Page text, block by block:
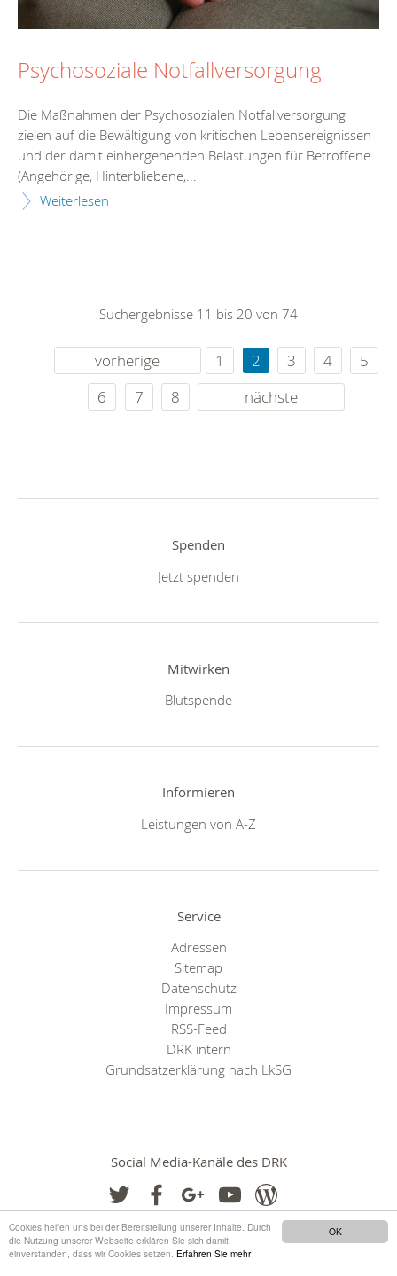
OK
Cookies helfen uns bei der Bereitstellung unserer Inhalte. Durch
die Nutzung unserer Webseite erklären Sie sich damit
einverstanden, dass wir Cookies setzen. Erfahren Sie mehr
Psychosoziale Notfallversorgung
Die Maßnahmen der Psychosozialen Notfallversorgung
zielen auf die Bewältigung von kritischen Lebensereignissen
und der damit einhergehenden Belastungen für Betroffene
(Angehörige, Hinterbliebene,...
Weiterlesen
Suchergebnisse 11 bis 20 von 74
vorherige 1 2 3 4
5
6
7 8 nächste
Spenden
Jetzt spenden
Mitwirken
Blutspende
Informieren
Leistungen von A-Z
Service
Adressen
Sitemap
Datenschutz
Impressum
RSS-Feed
DRK intern
Grundsatzerklärung nach LkSG
Social Media-Kanäle des DRK